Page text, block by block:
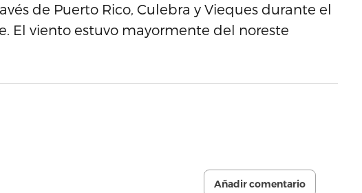
de Puerto Rico, Culebra y Vieques durante el
El viento estuvo mayormente del noreste
Añadir comentario